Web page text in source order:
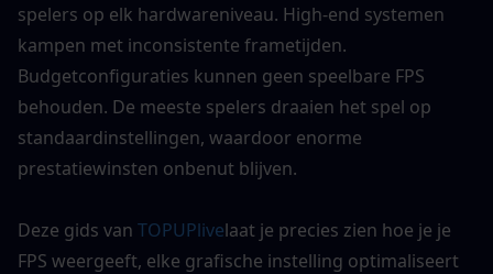
spelers op elk hardwareniveau. High-end systemen
kampen met inconsistente frametijden.
Budgetconfiguraties kunnen geen speelbare FPS
behouden. De meeste spelers draaien het spel op
standaardinstellingen, waardoor enorme
prestatiewinsten onbenut blijven.
Deze gids van TOPUPlivelaat je precies zien hoe je je
FPS weergeeft, elke grafische instelling optimaliseert